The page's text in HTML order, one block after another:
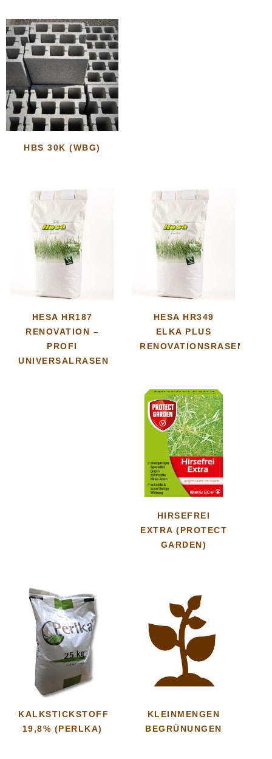
HBS 30K (WBG)
HESA HR187
RENOVATION –
PROFI
UNIVERSALRASEN
HESA HR349
ELKA PLUS
RENOVATIONSRASEN
HIRSEFREI
EXTRA (PROTECT
GARDEN)
KALKSTICKSTOFF
19,8% (PERLKA)
KLEINMENGEN
BEGRÜNUNGEN